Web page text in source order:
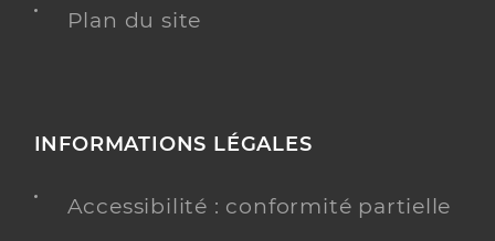
Plan du site
INFORMATIONS LÉGALES
Accessibilité : conformité partielle